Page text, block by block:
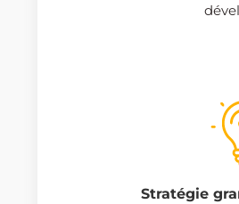
Stratégie